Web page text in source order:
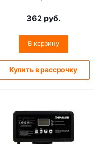
362руб.
В корзину
Купить в рассрочку